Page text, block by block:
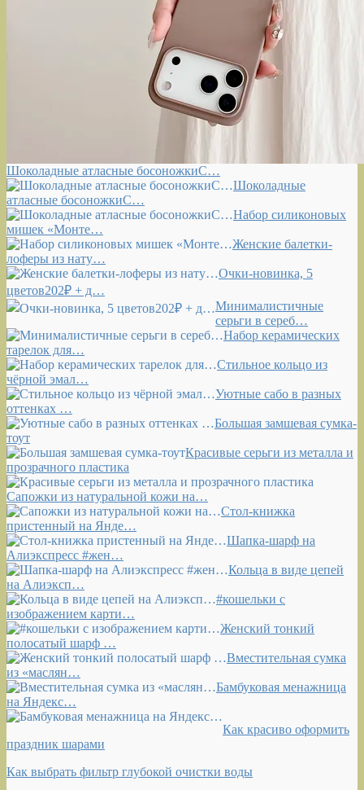
Шоколадные атласные босоножкиС…
Шоколадные
атласные босоножкиС…
Набор силиконовых
мишек «Монте…
Женские балетки-
лоферы из нату…
Очки-новинка, 5
цветов202₽ + д…
Минималистичные
серьги в сереб…
Набор керамических
тарелок для…
Стильное кольцо из
чёрной эмал…
Уютные сабо в разных
оттенках …
Большая замшевая сумка-
тоут
Красивые серьги из металла и
прозрачного пластика
Сапожки из натуральной кожи на…
Стол-книжка
пристенный на Янде…
Шапка-шарф на
Алиэкспресс #жен…
Кольца в виде цепей
на Алиэксп…
#кошельки с
изображением карти…
Женский тонкий
полосатый шарф …
Вместительная сумка
из «маслян…
Бамбуковая менажница
на Яндекс…
Как красиво оформить
праздник шарами
Как выбрать фильтр глубокой очистки воды